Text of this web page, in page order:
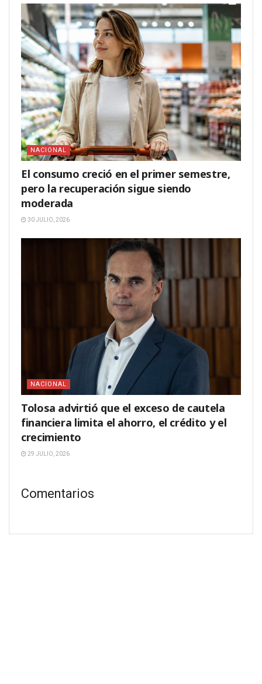
NACIONAL
El consumo creció en el primer semestre,
pero la recuperación sigue siendo
moderada
30 JULIO, 2026
NACIONAL
Tolosa advirtió que el exceso de cautela
financiera limita el ahorro, el crédito y el
crecimiento
29 JULIO, 2026
Comentarios